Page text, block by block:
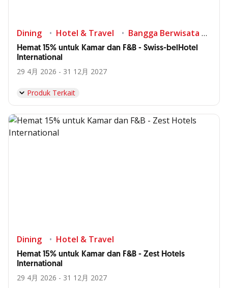
Dining Hotel & Travel Bangga Berwisata di Indonesia
Hemat 15% untuk Kamar dan F&B - Swiss-belHotel
International
29 4月 2026 - 31 12月 2027
Produk Terkait
Dining Hotel & Travel
Hemat 15% untuk Kamar dan F&B - Zest Hotels
International
29 4月 2026 - 31 12月 2027